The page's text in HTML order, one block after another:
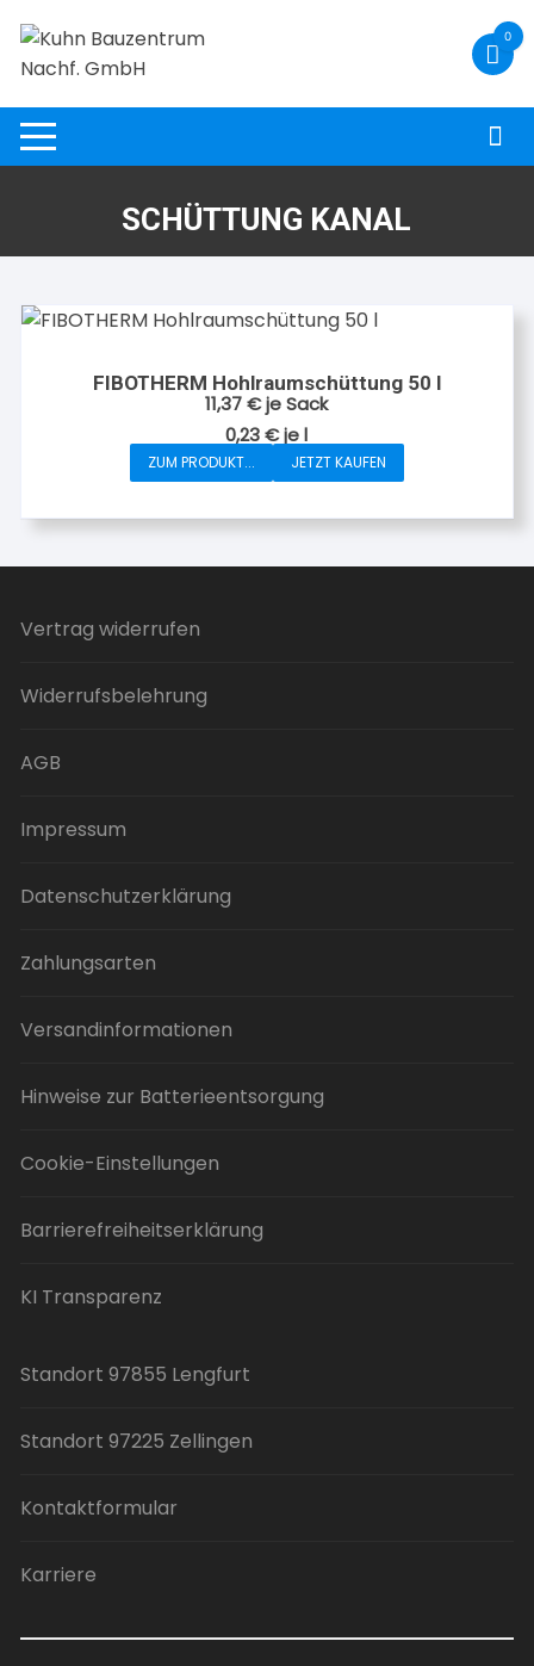
Inhalt
springen
0
SCHÜTTUNG KANAL
FIBOTHERM Hohlraumschüttung 50 l
11,37€je Sack
0,23€jel
ZUM PRODUKT... JETZT KAUFEN
Vertrag widerrufen
Widerrufsbelehrung
AGB
Impressum
Datenschutzerklärung
Zahlungsarten
Versandinformationen
Hinweise zur Batterieentsorgung
Cookie-Einstellungen
Barrierefreiheitserklärung
KI Transparenz
Standort 97855 Lengfurt
Standort 97225 Zellingen
Kontaktformular
Karriere